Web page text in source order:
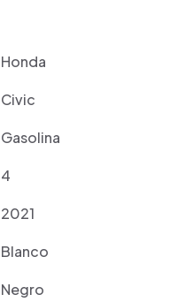
Honda
Civic
Gasolina
4
2021
Blanco
Negro